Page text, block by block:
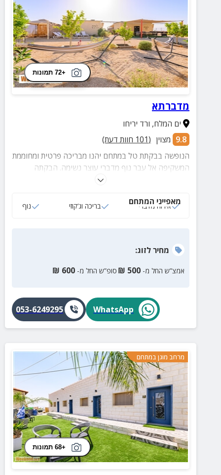
+72 תמונות
מדברתא
ים המלח, ורד יריחו
9.8 מצוין (
101 חוות דעת)
הנופשה בבקתת טל במתחם יהנו מבריכה פרטית ומחוממת
המשקיפה אל עבר נוף מדברי עוצר נשימה. הבקתה
מתאימה לזוגות ומשפחות עד 5 איש.
מאפייני המתחם
אירוח מדברי בריכה וג‘קוזי נוף
מחירלזוג:
אמצ”ש החל מ- 500
₪ סופ”ש החל מ- 600
₪
WhatsApp
053-6249295
מרחב מוגן במתחם
+68 תמונות